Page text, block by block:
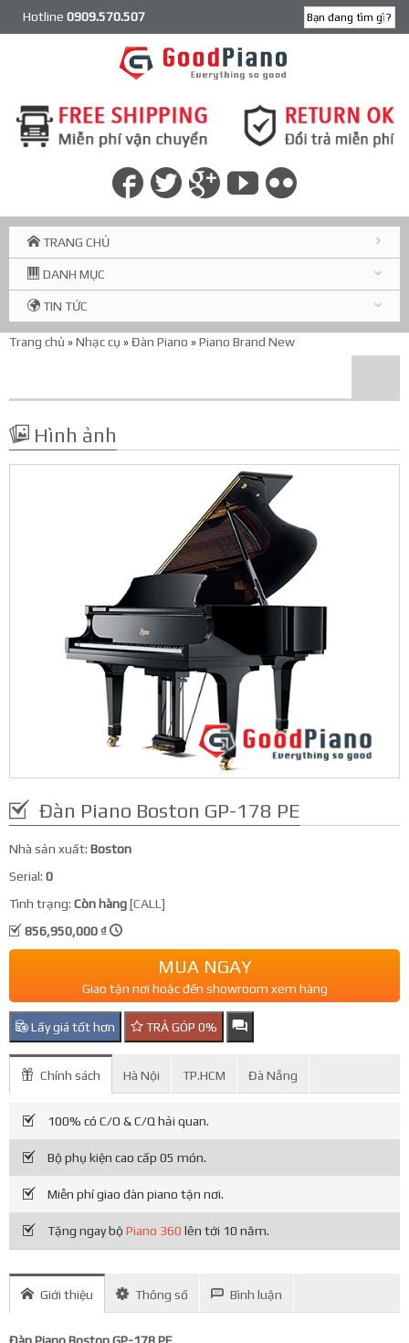
Hotline 0909.570.507
TRANG CHỦ
DANH MỤC
TIN TỨC
Trang chủ »Nhạc cụ »Đàn Piano »Piano Brand New
Hình ảnh
Đàn Piano Boston GP-178 PE
Nhà sản xuất: Boston
Serial: 0
Tình trạng: Còn hàng[CALL]
856,950,000 ₫
MUA NGAY
Giao tận nơi hoặc đến showroom xem hàng
Lấy giá tốt hơn TRẢ GÓP 0%
Chính sách Hà Nội TP.HCM Đà Nẵng
100% có C/O & C/Q hải quan.
Bộ phụ kiện cao cấp 05 món.
Miễn phí giao đàn piano tận nơi.
Tặng ngay bộ Piano 360 lên tới 10 năm.
Giới thiệu Thông số Bình luận